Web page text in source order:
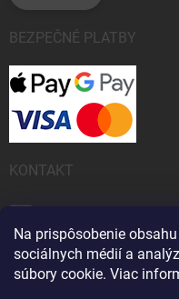
Na prispôsobenie
sociálnych médií a
súbory cookie. Viac
BEZPEČNÉ PLATBY
KONTAKT
+421 904 424 242 (Po-